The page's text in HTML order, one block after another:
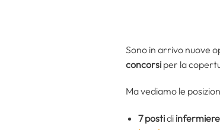
Sono in arrivo nuove
concorsi per la
Ma vediamo le
7 postidi infermiere